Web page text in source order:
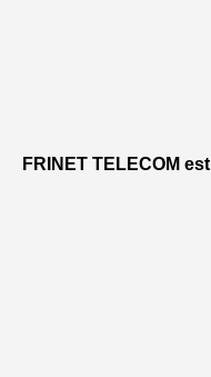
FRINET TELECOM